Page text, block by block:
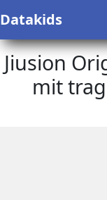
Datakids
Jiusion
mit